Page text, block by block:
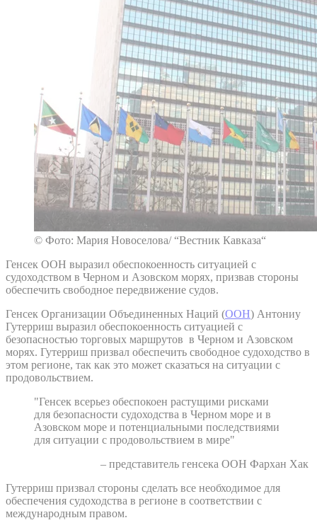
© Фото: Мария Новоселова/ “Вестник Кавказа“
Генсек ООН выразил обеспокоенность ситуацией с
судоходством в Черном и Азовском морях, призвав стороны
обеспечить свободное передвижение судов.
Генсек Организации Объединенных Наций (ООН) Антониу
Гутерриш выразил обеспокоенность ситуацией с
безопасностью торговых маршрутов в Черном и Азовском
морях. Гутерриш призвал обеспечить свободное судоходство в
этом регионе, так как это может сказаться на ситуации с
продовольствием.
"Генсек всерьез обеспокоен растущими рисками
для безопасности судоходства в Черном море и в
Азовском море и потенциальными последствиями
для ситуации с продовольствием в мире"
– представитель генсека ООН Фархан Хак
Гутерриш призвал стороны сделать все необходимое для
обеспечения судоходства в регионе в соответствии с
международным правом.